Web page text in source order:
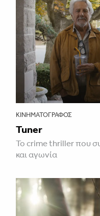
ΚΙΝΗΜΑΤΟΓΡΆΦΟΣ
Tuner
Το crime thriller που
και αγωνία